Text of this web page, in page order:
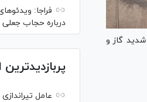
گاز و
فراجا:
درباره حجاب
پربازدیدترین
عامل